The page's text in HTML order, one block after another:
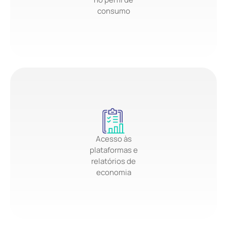
consumo
Acesso às
plataformas e
relatórios de
economia